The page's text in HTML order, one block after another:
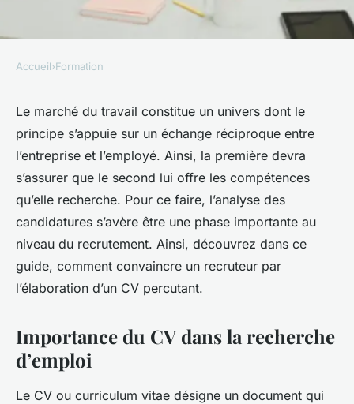
Comment créer un modèle de
CV percutant pour votre projet
professionnel ?
Nathalie•6 mai 2025•3 min de lecture
Accueil›Formation
Le marché du travail constitue un univers dont le
principe s’appuie sur un échange réciproque entre
l’entreprise et l’employé. Ainsi, la première devra
s’assurer que le second lui offre les compétences
qu’elle recherche. Pour ce faire, l’analyse des
candidatures s’avère être une phase importante au
niveau du recrutement. Ainsi, découvrez dans ce
guide, comment convaincre un recruteur par
l’élaboration d’un CV percutant.
Importance du CV dans la recherche
d’emploi
Le CV ou curriculum vitae désigne un document qui